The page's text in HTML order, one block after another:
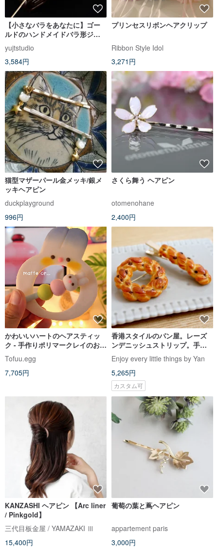
【小さなバラをあなたに】ゴー
ルドのハンドメイドバラ形ジル
コニア簪・ヘアピン 漢服アクセ
サリー
yujtstudio
3,584円
プリンセスリボンヘアクリップ
Ribbon Style Idol
3,271円
猫型マザーパール金メッキ/銀メ
ッキヘアピン
duckplayground
996円
さくら舞う ヘアピン
otomenohane
2,400円
かわいいハートのヘアスティッ
ク - 手作りポリマークレイのおだ
んごピンとストロベリークッキ
ーC
Tofuu.egg
7,705円
香港スタイルのパン屋。レーズ
ンデニッシュストリップ。手作
りヘアピン。手作りハートピ
ン。ブローチ（スポット）
Enjoy every little things by Yan
5,265円
カスタム可
KANZASHI ヘアピン 【Arc liner
/ Pinkgold】
三代目板金屋 / YAMAZAKI Ⅲ
15,400円
葡萄の葉と蔦ヘアピン
appartement paris
3,000円